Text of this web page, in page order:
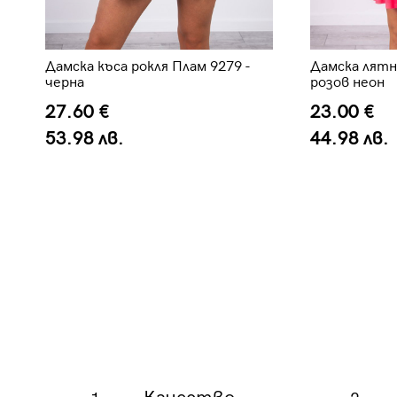
Дамска къса рокля Плам 9279 -
черна
27.60 €
53.98 лв.
Дамска
розов неон
23.00 €
44.98 лв.